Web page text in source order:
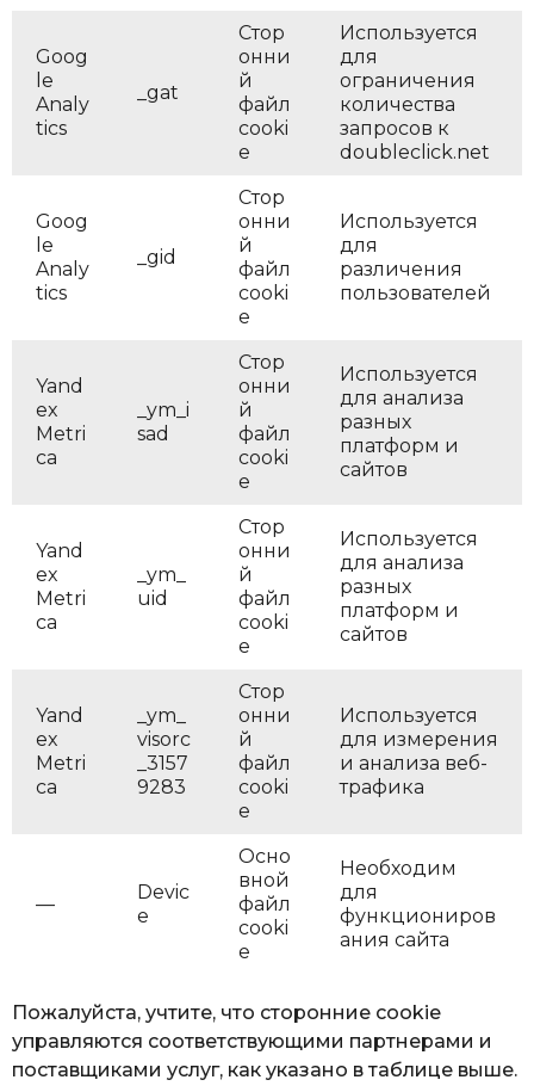
Goog
le
Analy
tics
_gat
Стор
онни
й
файл
cooki
e
Используется
для
ограничения
количества
запросов к
doubleclick.net
Goog
le
Analy
tics
_gid
Стор
онни
й
файл
cooki
e
Используется
для
различения
пользователей
Yand
ex
Metri
ca
_ym_i
sad
Стор
онни
й
файл
cooki
e
Используется
для анализа
разных
платформ и
сайтов
Yand
ex
Metri
ca
_ym_
uid
Стор
онни
й
файл
cooki
e
Используется
для анализа
разных
платформ и
сайтов
Yand
ex
Metri
ca
_ym_
visorc
_3157
9283
Стор
онни
й
файл
cooki
e
Используется
для измерения
и анализа веб-
трафика
—
Devic
e
Осно
вной
файл
cooki
e
Необходим
для
функциониров
ания сайта
Пожалуйста, учтите, что сторонние cookie
управляются соответствующими партнерами и
поставщиками услуг, как указано в таблице выше.